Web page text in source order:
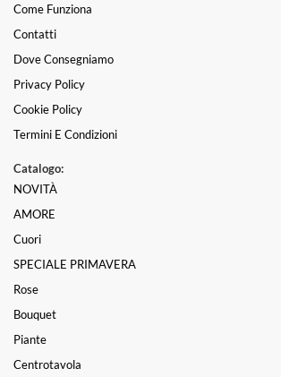
Come Funziona
Contatti
Dove Consegniamo
Privacy Policy
Cookie Policy
Termini E Condizioni
Catalogo:
NOVITÀ
AMORE
Cuori
SPECIALE PRIMAVERA
Rose
Bouquet
Piante
Centrotavola